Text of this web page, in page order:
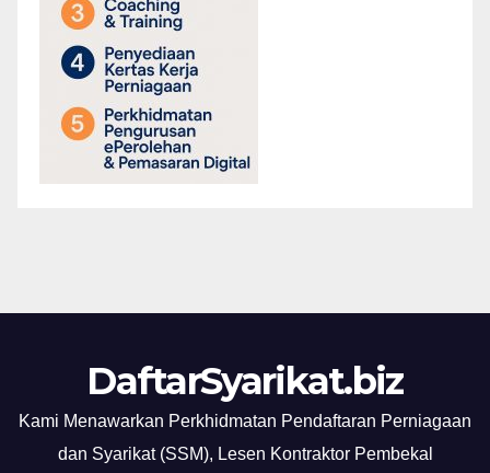
DaftarSyarikat.biz
Kami Menawarkan Perkhidmatan Pendaftaran Perniagaan
dan Syarikat (SSM), Lesen Kontraktor Pembekal